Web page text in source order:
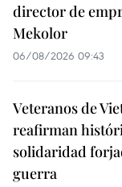
director de
Mekolor
06/08/2026 09:43
Veteranos de
reafirman
solidaridad
guerra